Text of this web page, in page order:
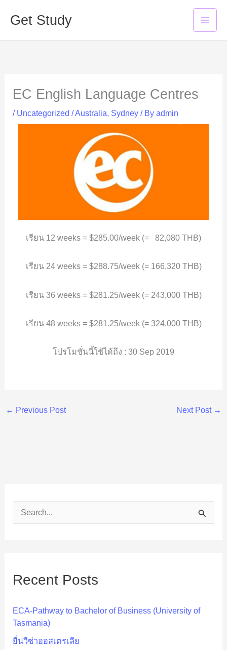
Get Study
Main
EC English Language Centres
/ Uncategorized /Australia, Sydney / Byadmin
เรียน 12 weeks = $285.00/week (= 82,080 THB)
เรียน 24 weeks = $288.75/week (= 166,320 THB)
เรียน 36 weeks = $281.25/week (= 243,000 THB)
เรียน 48 weeks = $281.25/week (= 324,000 THB)
โปรโมชั่นนี้ใช้ได้ถึง : 30 Sep 2019
← Previous Post Next Post →
c
f
o
r
Recent Posts
ECA-Pathway to Bachelor of Business (University of
Tasmania)
ยื่นวีซ่าออสเตรเลีย